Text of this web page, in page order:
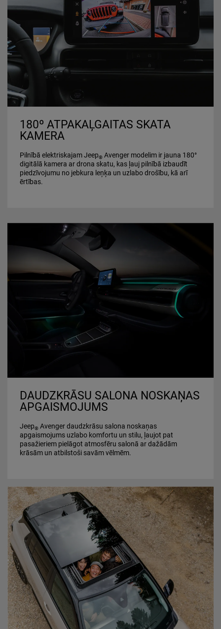
180º ATPAKAĻGAITAS SKATA
KAMERA
Pilnībā elektriskajam Jeep® Avenger modelim ir jauna 180°
digitālā kamera ar drona skatu, kas ļauj pilnībā izbaudīt
piedzīvojumu no jebkura leņķa un uzlabo drošību, kā arī
ērtības.
DAUDZKRĀSU SALONA NOSKAŅAS
APGAISMOJUMS
Jeep® Avenger daudzkrāsu salona noskaņas
apgaismojums uzlabo komfortu un stilu, ļaujot pat
pasažieriem pielāgot atmosfēru salonā ar dažādām
krāsām un atbilstoši savām vēlmēm.